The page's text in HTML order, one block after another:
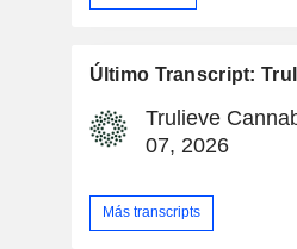
Último Transcript:
Trulieve
07, 2026
Más transcripts